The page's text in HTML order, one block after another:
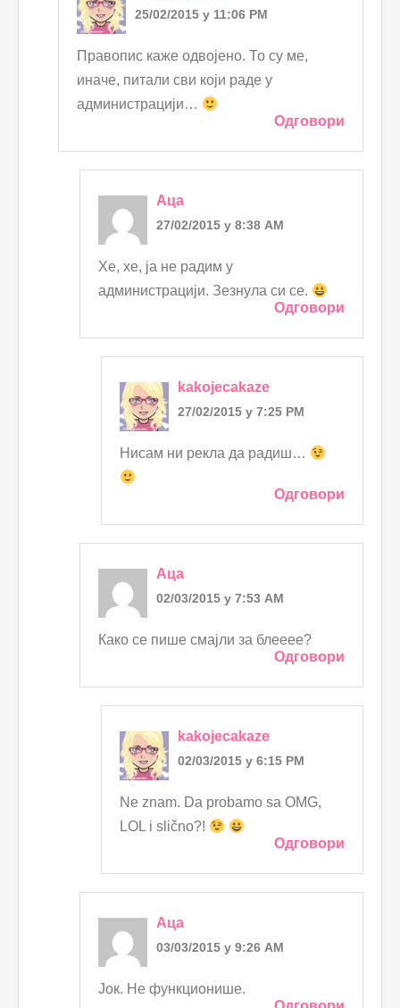
25/02/2015 у 11:06 PM
Правопис каже одвојено. То су ме,
иначе, питали сви који раде у
администрацији…
Одговори
Аца
27/02/2015 у 8:38 AM
Хе, хе, ја не радим у
администрацији. Зезнула си се.
Одговори
kakojecakaze
27/02/2015 у 7:25 PM
Нисам ни рекла да радиш…
Одговори
Аца
02/03/2015 у 7:53 AM
Како се пише смајли за блееее?
Одговори
kakojecakaze
02/03/2015 у 6:15 PM
Ne znam. Da probamo sa OMG,
LOL i slično?!
Одговори
Аца
03/03/2015 у 9:26 AM
Јок. Не функционише.